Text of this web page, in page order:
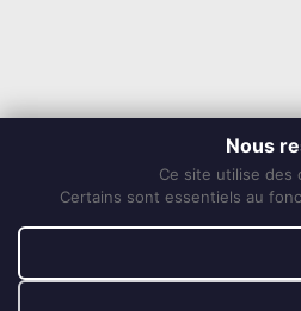
Nous
Ce site utilise des
Certains sont essentiels au